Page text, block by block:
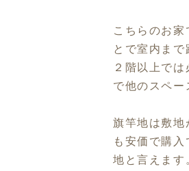
こちらのお
とで室内まで
２階以上で
で他のスペー
旗竿地は敷地
も安価で購
地と言えます